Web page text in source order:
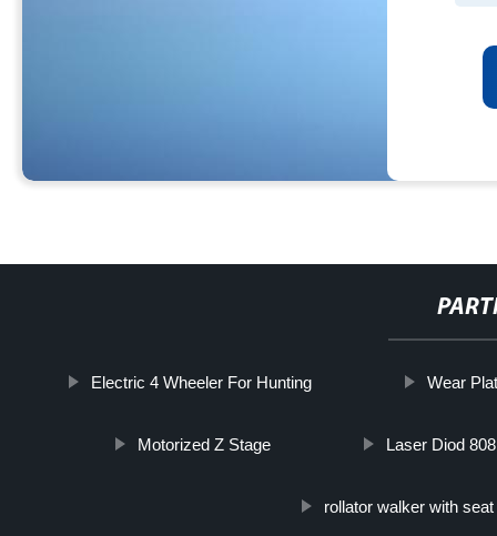
Electric 4 Wheeler For Hunting Wear
Motorized Z Stage Laser Diod
rollator walker with